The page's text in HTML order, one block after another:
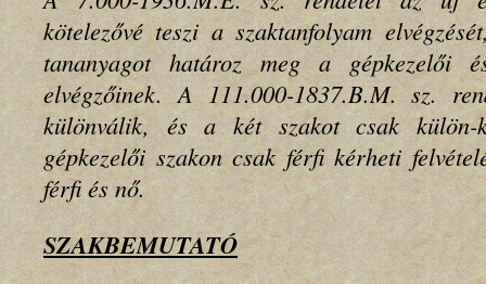
kötelezővé teszi a szaktanfolyam
tananyagot határoz meg a gépkezelői
elvégzőinek. A 111.000-1837.B.M. sz.
különválik, és a két szakot csak külön-
gépkezelői szakon csak férfi kérheti
férfi és nő.
SZAKBEMUTATÓ